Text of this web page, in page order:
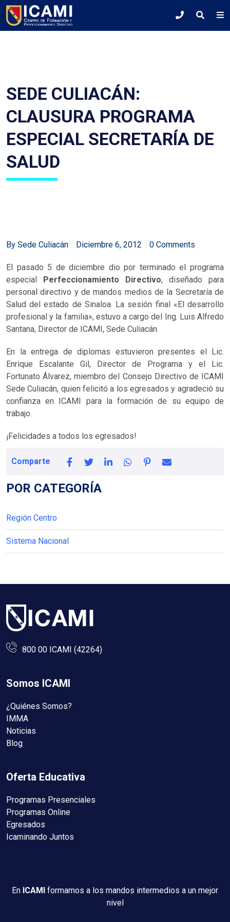
SEDE CULIACÁN:
CLAUSURA PROGRAMA
ESPECIAL SECRETARÍA DE
SALUD
By Sede Culiacán Diciembre 6, 2012 0 Comments
El pasado 5 de diciembre dio por terminado el programa
especial Perfeccionamiento Directivo, diseñado para
personal directivo y de mandos medios de la Secretaría de
Salud del estado de Sinaloa. La sesión final «El desarrollo
profesional y la familia», estuvo a cargo del Ing. Luis Alfredo
Santana, Director de ICAMI, Sede Culiacán.
En la entrega de diplomas estuvieron presentes el Lic.
Enrique Escalante Gil, Director de Programa y el Lic.
Fortunato Álvarez, miembro del Consejo Directivo de ICAMI
Sede Culiacán, quien felicitó a los egresados y agradeció su
confianza en ICAMI para la formación de su equipo de
trabajo.
¡Felicidades a todos los egresados!
Comparte
POR CATEGORÍA
Región Centro
Sistema Nacional
800 00 ICAMI (42264)
Somos ICAMI
¿Quiénes Somos?
IMMA
Noticias
Blog
Oferta Educativa
Programas Presenciales
Programas Online
Egresados
Icaminando Juntos
En ICAMI formamos a los mandos intermedios a un mejor
nivel